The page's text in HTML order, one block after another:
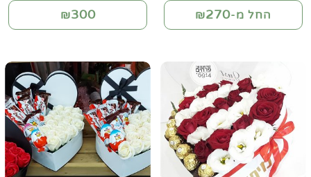
החל מ-₪270
₪300